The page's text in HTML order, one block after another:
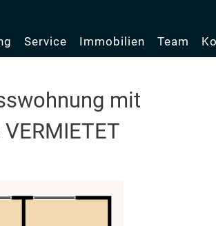
Service Immobilien Team
mit